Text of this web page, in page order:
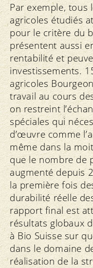
Par exemple, tous
agricoles étudiés
pour le critère du
présentent aussi
rentabilité et
investissements.
agricoles
travail au cours
on restreint
spéciales qui
d’œuvre comme
même dans la
que le nombre de
augmenté depuis
la première fois
durabilité réelle
rapport final est
résultats globaux
à Bio Suisse sur
dans le domaine
réalisation de la